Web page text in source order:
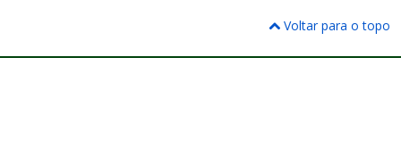
Voltar para o topo